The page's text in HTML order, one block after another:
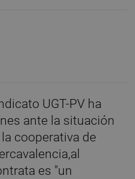
UGT-PV ha
ante la situación
cooperativa de
es "un